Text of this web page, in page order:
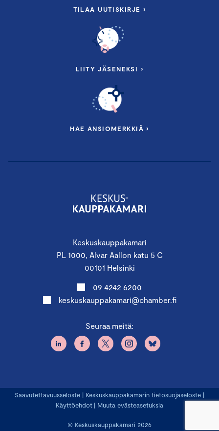
Keskuskauppakamari
PL 1000, Alvar Aallon katu 5 C
00101 Helsinki
09 4242 6200
keskuskauppakamari@chamber.fi
Seuraa meitä:
TILAA UUTISKIRJE ›
LIITY JÄSENEKSI ›
HAE ANSIOMERKKIÄ ›
© Keskuskauppakamari 2026
Saavutettavuusseloste | Keskuskauppakamarin tietosuojaseloste |
Käyttöehdot | Muuta evästeasetuksia